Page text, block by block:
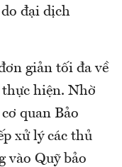
đại dịch
giản tối đa về
hiện. Nhờ
quan Bảo
xử lý các thủ
vào Quỹ bảo